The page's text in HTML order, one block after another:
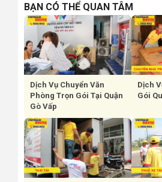
BẠN CÓ THỂ QUAN TÂM
Dịch Vụ Chuyển Văn
Phòng Trọn Gói Tại Quận
Gò Vấp
Dịch
Gói